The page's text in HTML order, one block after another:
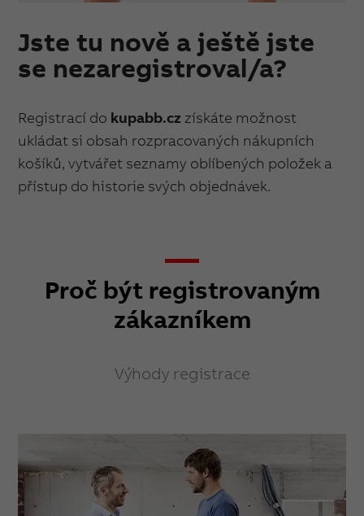
Jste tu nově a ještě jste
se nezaregistroval/a?
Registrací do kupabb.cz získáte možnost
ukládat si obsah rozpracovaných nákupních
košíků, vytvářet seznamy oblíbených položek a
přístup do historie svých objednávek.
Proč být registrovaným
zákazníkem
Výhody registrace